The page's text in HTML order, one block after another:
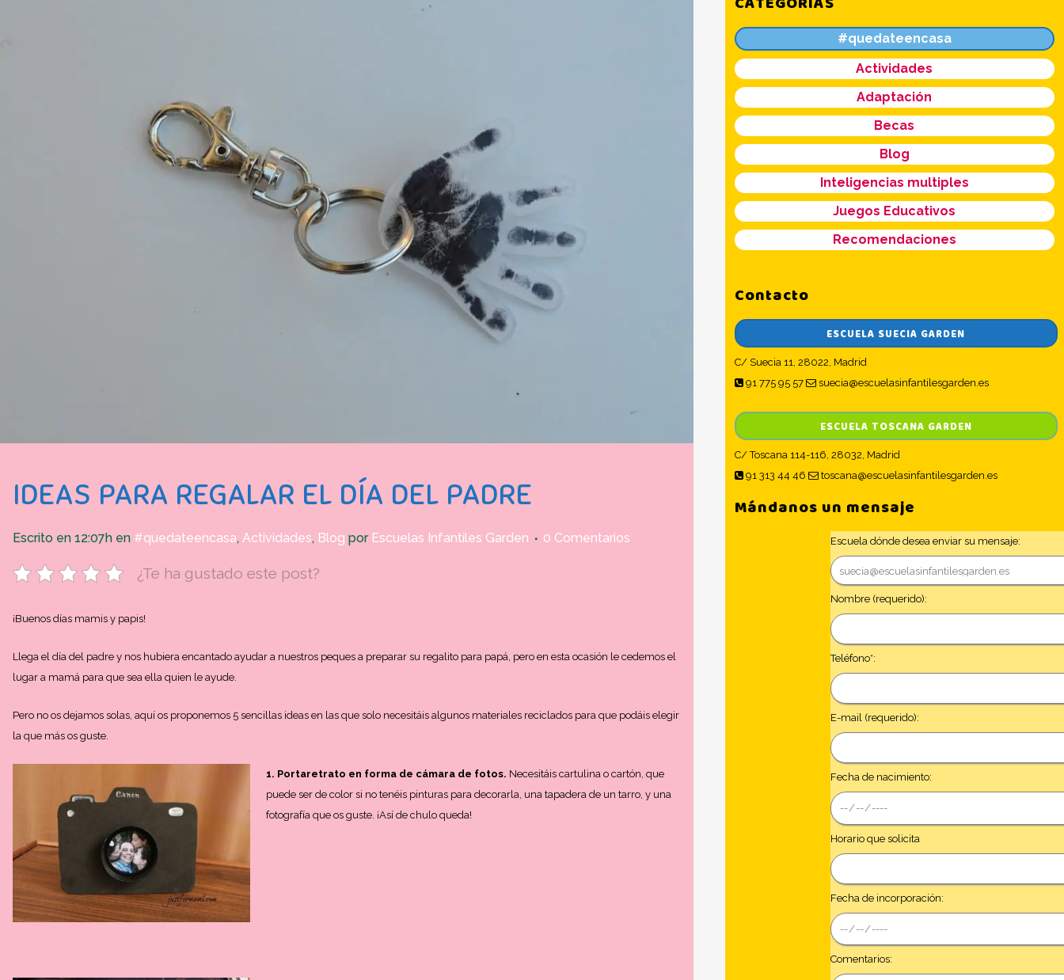
IDEAS PARA REGALAR EL DÍA DEL PADRE
Escrito en 12:07h en #quedateencasa, Actividades, Blog por Escuelas Infantiles Garden 0 Comentarios
¿Te ha gustado este post?
¡Buenos días mamis y papis!
Llega el día del padre y nos hubiera encantado ayudar a nuestros peques a preparar su regalito para papá, pero en esta ocasión le cedemos el
lugar a mamá para que sea ella quien le ayude.
Pero no os dejamos solas, aquí os proponemos 5 sencillas ideas en las que solo necesitáis algunos materiales reciclados para que podáis elegir
la que más os guste.
1. Portaretrato en forma de cámara de fotos. Necesitáis cartulina o cartón, que
puede ser de color si no tenéis pinturas para decorarla, una tapadera de un tarro, y una
fotografía que os guste. ¡Así de chulo queda!
#quedateencasa
Actividades
Adaptación
Becas
Blog
Inteligencias multiples
Juegos Educativos
Recomendaciones
Contacto
ESCUELA SUECIA GARDEN
C/ Suecia 11, 28022, Madrid
91 775 95 57
suecia@escuelasinfantilesgarden.es
ESCUELA TOSCANA GARDEN
C/ Toscana 114-116, 28032, Madrid
91 313 44 46
toscana@escuelasinfantilesgarden.es
Mándanos un mensaje
Escuela dónde desea enviar su mensaje:
Nombre (requerido):
Teléfono*:
E-mail (requerido):
Fecha de nacimiento:
Horario que solicita
Fecha de incorporación:
Comentarios: